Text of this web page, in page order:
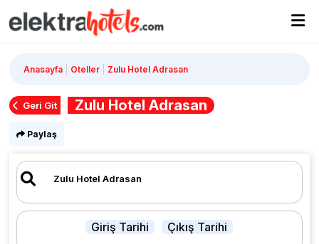
Anasayfa Oteller Zulu Hotel Adrasan
Geri Git Zulu Hotel Adrasan
Paylaş
Giriş Tarihi Çıkış Tarihi